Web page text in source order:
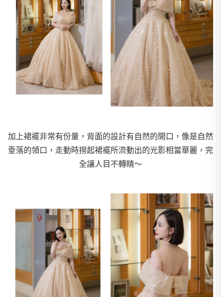
加上裙襬非常有份量，背面的設計有自然的開口，像是自然
垂落的領口，走動時撈起裙襬所流動出的光影相當華麗，完
全讓人目不轉睛～